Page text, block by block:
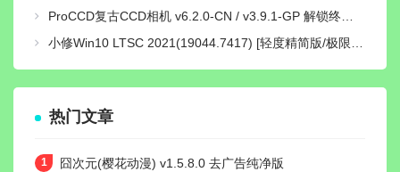
ProCCD复古CCD相机 v6.2.0-CN / v3.9.1-GP 解锁终身pro会员版
小修Win10 LTSC 2021(19044.7417) [轻度精简版/极限精简版]
热门文章
囧次元(樱花动漫) v1.5.8.0 去广告纯净版